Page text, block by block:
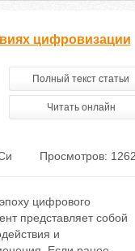
цифровизации
Полный текст статьи
Читать онлайн
Просмотров: 1262
цифрового
представляет собой
и